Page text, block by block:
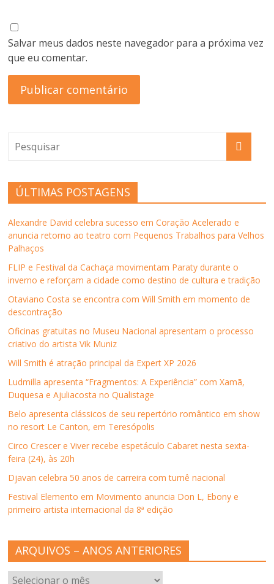
Salvar meus dados neste navegador para a próxima vez
que eu comentar.
ÚLTIMAS POSTAGENS
Alexandre David celebra sucesso em Coração Acelerado e
anuncia retorno ao teatro com Pequenos Trabalhos para Velhos
Palhaços
FLIP e Festival da Cachaça movimentam Paraty durante o
inverno e reforçam a cidade como destino de cultura e tradição
Otaviano Costa se encontra com Will Smith em momento de
descontração
Oficinas gratuitas no Museu Nacional apresentam o processo
criativo do artista Vik Muniz
Will Smith é atração principal da Expert XP 2026
Ludmilla apresenta “Fragmentos: A Experiência” com Xamã,
Duquesa e Ajuliacosta no Qualistage
Belo apresenta clássicos de seu repertório romântico em show
no resort Le Canton, em Teresópolis
Circo Crescer e Viver recebe espetáculo Cabaret nesta sexta-
feira (24), às 20h
Djavan celebra 50 anos de carreira com turnê nacional
Festival Elemento em Movimento anuncia Don L, Ebony e
primeiro artista internacional da 8ª edição
ARQUIVOS – ANOS ANTERIORES
ARQUIVOS